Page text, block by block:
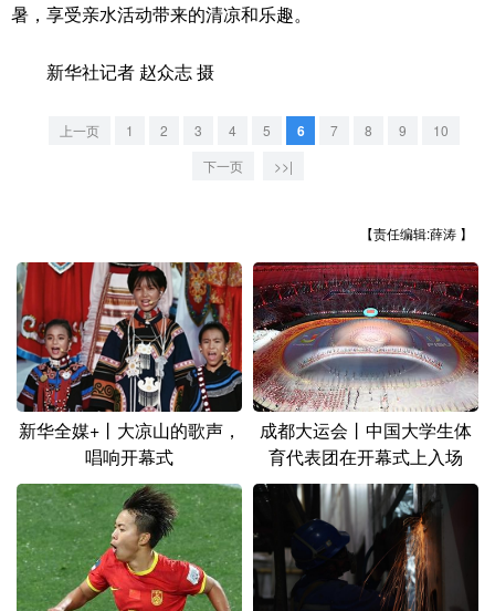
文化产业
辽宁 吉林 上海 江苏
浙江 安徽 福建 江西
山东 河南 湖北 湖南
广东 广西 海南 重庆
四川 云南 西藏
陕西 甘肃 青海 宁夏
新疆 内蒙古 黑龙江
暑，享受亲水活动带来的清凉和乐趣。
新华社记者 赵众志 摄
上一页 1 2 3 4 5 6 7 8 9
10
下一页
>>|
【责任编辑:薛涛 】
新华全媒+丨大凉山的歌声，
唱响开幕式
成都大运会丨中国大学生体
育代表团在开幕式上入场